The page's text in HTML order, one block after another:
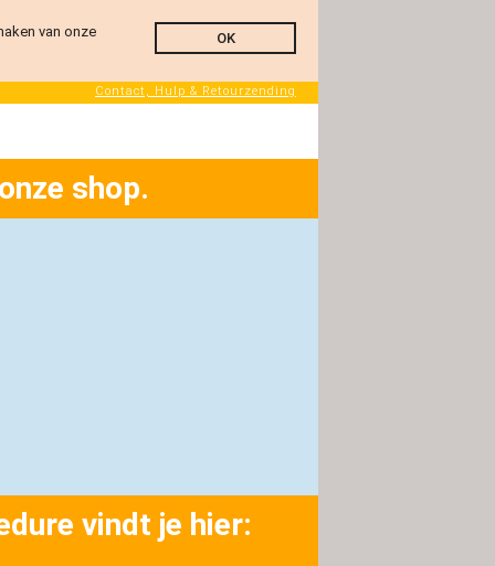
shop.
vindt je hier:
Contact, Hulp & Retourzending
van onze
OK